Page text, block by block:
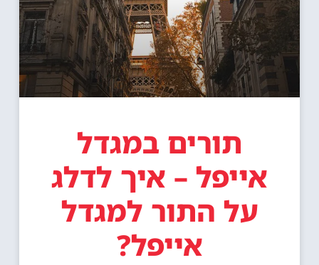
תורים במגדל
אייפל – איך לדלג
על התור למגדל
אייפל?